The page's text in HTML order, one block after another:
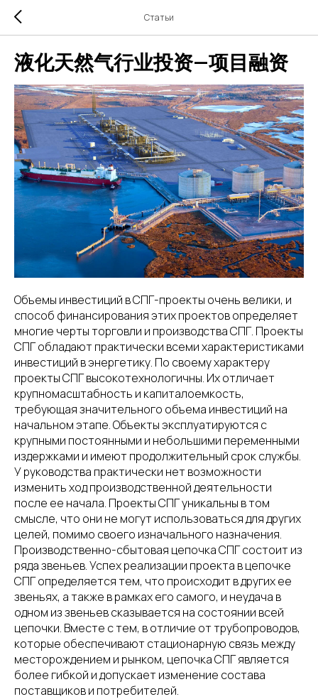
Статьи
液化天然气行业投资—项目融资
Объемы инвестиций в СПГ-проекты очень велики, и
способ финансирования этих проектов определяет
многие черты торговли и производства СПГ. Проекты
СПГ обладают практически всеми характеристиками
инвестиций в энергетику. По своему характеру
проекты СПГ высокотехнологичны. Их отличает
крупномасштабность и капиталоемкость,
требующая значительного объема инвестиций на
начальном этапе. Объекты эксплуатируются с
крупными постоянными и небольшими переменными
издержками и имеют продолжительный срок службы.
У руководства практически нет возможности
изменить ход производственной деятельности
после ее начала. Проекты СПГ уникальны в том
смысле, что они не могут использоваться для других
целей, помимо своего изначального назначения.
Производственно-сбытовая цепочка СПГ состоит из
ряда звеньев. Успех реализации проекта в цепочке
СПГ определяется тем, что происходит в других ее
звеньях, а также в рамках его самого, и неудача в
одном из звеньев сказывается на состоянии всей
цепочки. Вместе с тем, в отличие от трубопроводов,
которые обеспечивают стационарную связь между
месторождением и рынком, цепочка СПГ является
более гибкой и допускает изменение состава
поставщиков и потребителей.